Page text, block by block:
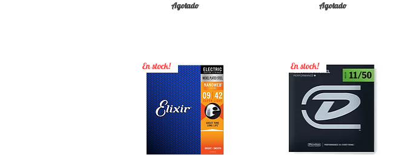
Agotado Agotado
En stock! En stock!